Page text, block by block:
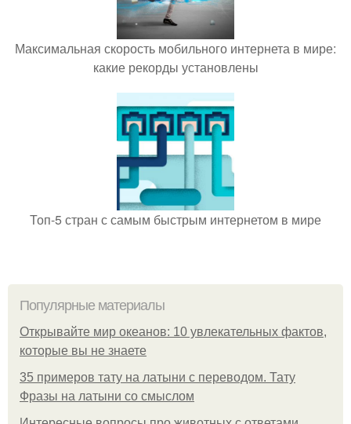
Максимальная скорость мобильного интернета в мире:
какие рекорды установлены
Топ-5 стран с самым быстрым интернетом в мире
Популярные материалы
Открывайте мир океанов: 10 увлекательных фактов,
которые вы не знаете
35 примеров тату на латыни с переводом. Тату
Фразы на латыни со смыслом